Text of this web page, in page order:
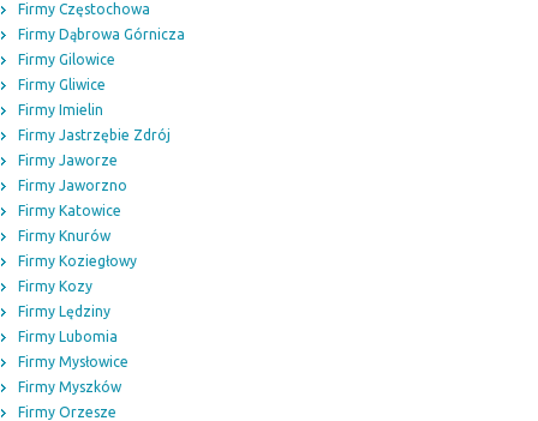
Firmy Częstochowa
Firmy Dąbrowa Górnicza
Firmy Gilowice
Firmy Gliwice
Firmy Imielin
Firmy Jastrzębie Zdrój
Firmy Jaworze
Firmy Jaworzno
Firmy Katowice
Firmy Knurów
Firmy Koziegłowy
Firmy Kozy
Firmy Lędziny
Firmy Lubomia
Firmy Mysłowice
Firmy Myszków
Firmy Orzesze